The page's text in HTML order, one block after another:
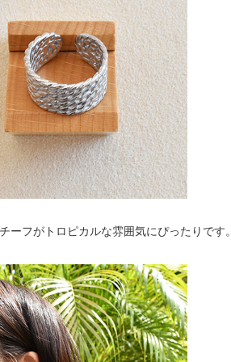
ーフがトロピカルな雰囲気にぴったりです。